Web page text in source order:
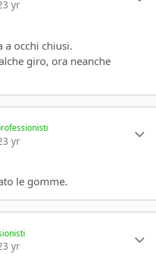
3 yr
a occhi chiusi.
giro, ora neanche
3 yr
le gomme.
3 yr